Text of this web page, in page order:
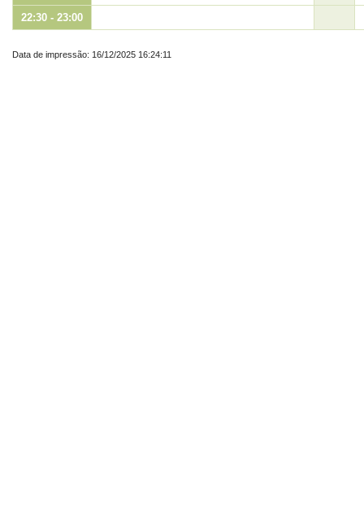
22:30 - 23:00
Data de impressão: 16/12/2025 16:24:11